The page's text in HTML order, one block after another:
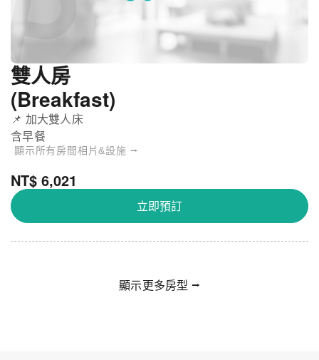
雙人房
(Breakfast)
📌 加大雙人床
含早餐
顯示所有房間相片&設施 ⭢
NT$ 6,021
立即預訂
顯示更多房型 ⭢